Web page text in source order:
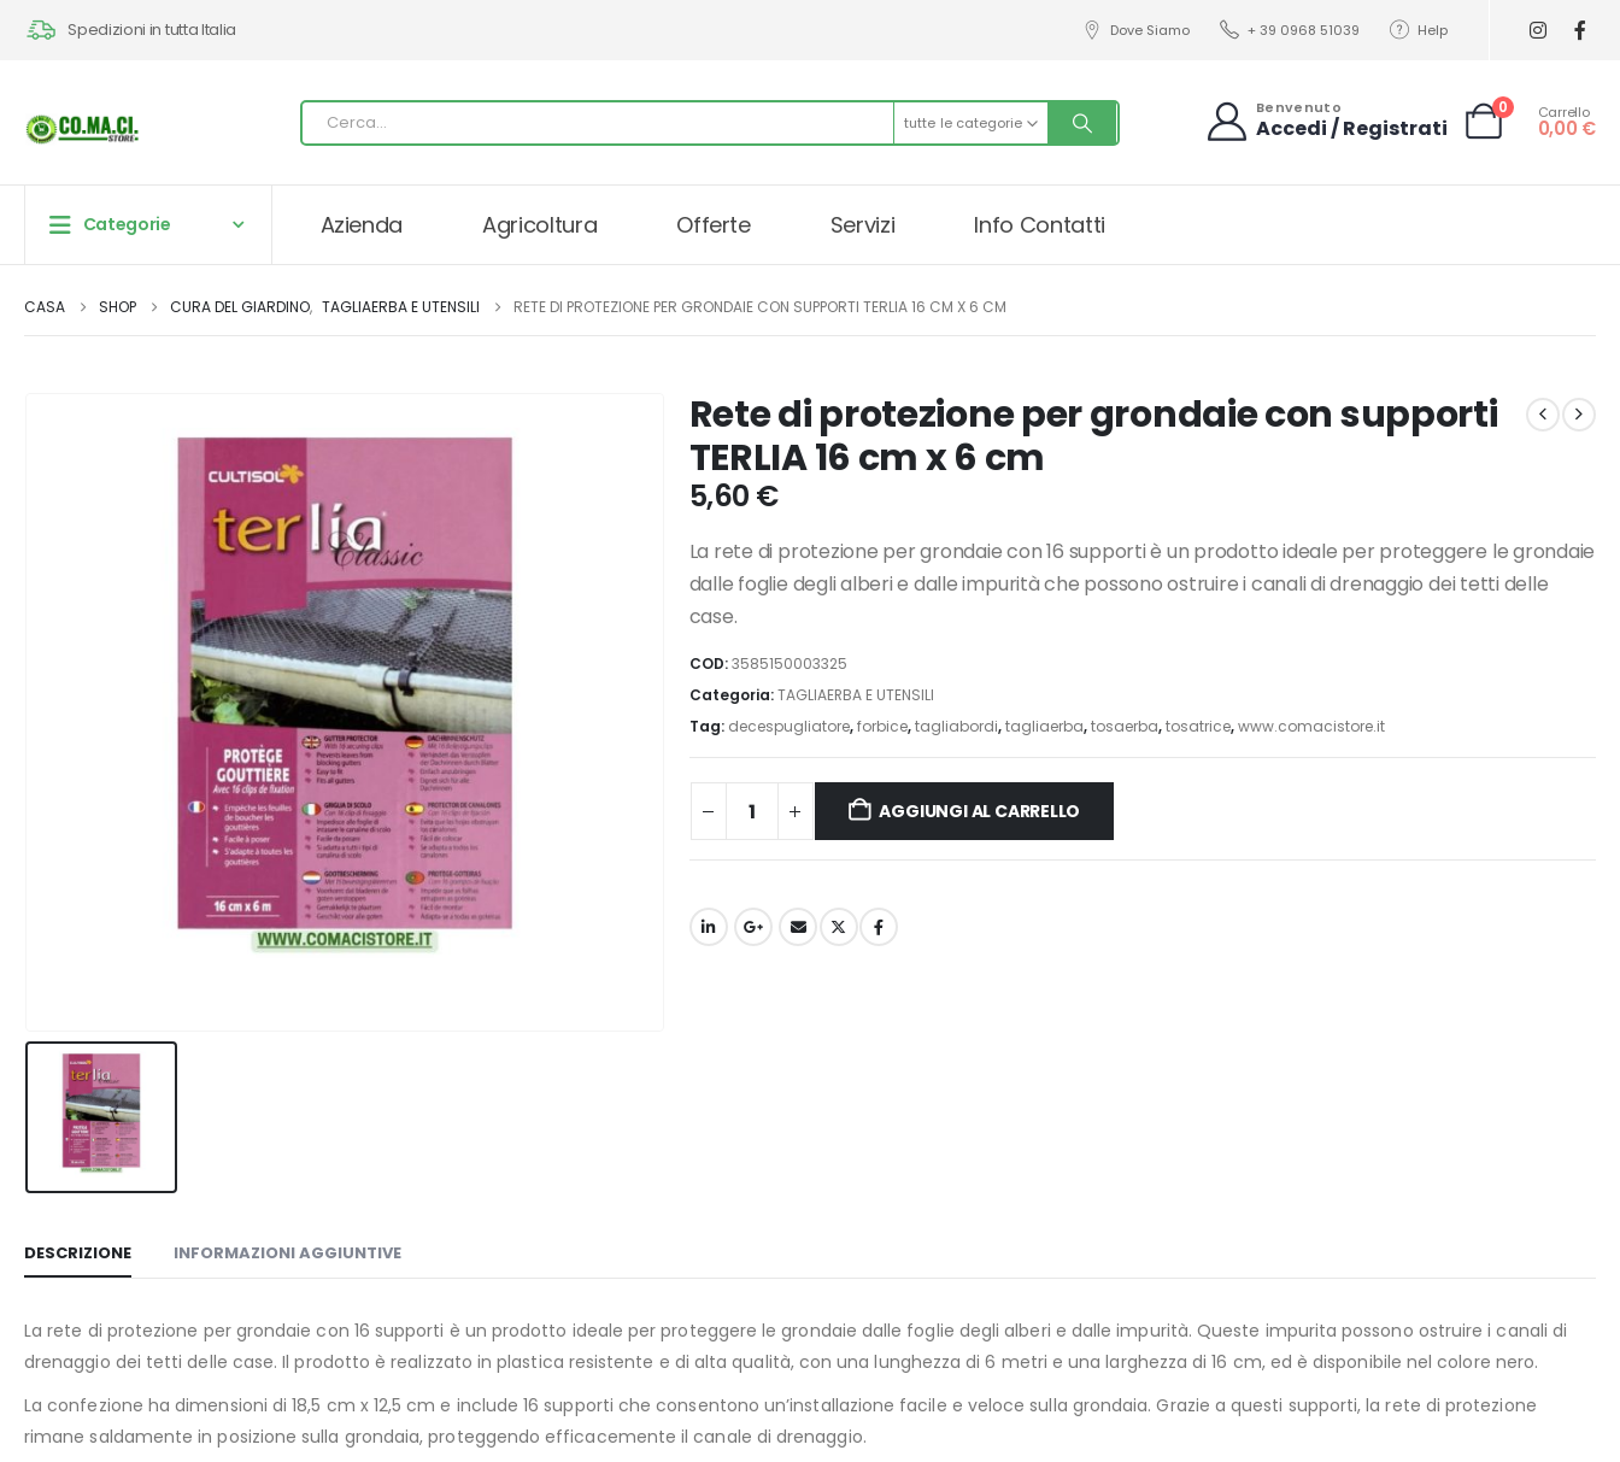
Spedizioni in tutta Italia Dove Siamo + 39 0968 51039 Help
tutte le categorie
Benvenuto
Accedi / Registrati
0 Carrello
0,00 €
Categorie Azienda Agricoltura Offerte Servizi Info Contatti
CASA SHOP CURA DEL GIARDINO, TAGLIAERBA E UTENSILI RETE DI PROTEZIONE PER GRONDAIE CON SUPPORTI TERLIA 16 CM X 6 CM
Rete di protezione per grondaie con supporti
TERLIA 16 cm x 6 cm
5,60 €
La rete di protezione per grondaie con 16 supporti è un prodotto ideale per proteggere le grondaie
dalle foglie degli alberi e dalle impurità che possono ostruire i canali di drenaggio dei tetti delle
case.
COD:3585150003325
Categoria:TAGLIAERBA E UTENSILI
Tag: decespugliatore,forbice,tagliabordi,tagliaerba,tosaerba,tosatrice,www.comacistore.it
AGGIUNGI AL CARRELLO
DESCRIZIONE INFORMAZIONI AGGIUNTIVE
La rete di protezione per grondaie con 16 supporti è un prodotto ideale per proteggere le grondaie dalle foglie degli alberi e dalle impurità. Queste impurita possono ostruire i canali di
drenaggio dei tetti delle case. Il prodotto è realizzato in plastica resistente e di alta qualità, con una lunghezza di 6 metri e una larghezza di 16 cm, ed è disponibile nel colore nero.
La confezione ha dimensioni di 18,5 cm x 12,5 cm e include 16 supporti che consentono un’installazione facile e veloce sulla grondaia. Grazie a questi supporti, la rete di protezione
rimane saldamente in posizione sulla grondaia, proteggendo efficacemente il canale di drenaggio.